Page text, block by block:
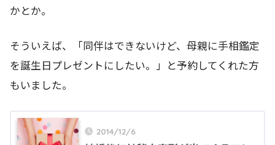
かとか。
そういえば、「同伴はできないけど、母親に手相鑑定
を誕生日プレゼントにしたい。」と予約してくれた方
もいました。
2014/12/6